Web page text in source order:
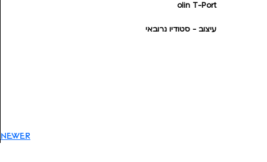
newer
T-Port
olin
עיצוב - סטודיו נרובאי